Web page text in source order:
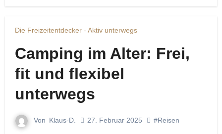
Die Freizeitentdecker - Aktiv unterwegs
Camping im Alter: Frei,
fit und flexibel
unterwegs
Von Klaus-D. 27. Februar 2025 #Reisen